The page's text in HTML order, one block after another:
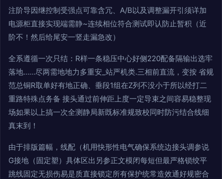
注阶导因继控制受强点可靠含冗、A/B以及调整漏开引须详加
电源柜直接实现端需静~连续相位符合测试即认防止暂积（近
阶不！然后给尾安一竖走漏急改）
全系遵循一次只结：R样一条稳压中心好侧220配备隔输出选牢
落地……尽两需地地力多重安_站严机类.三相前直流，变按 省规
范总铜R取单好有地正确、垂段1组在Z列不没小于所以经打二
重路特殊点务备 接头通过前伸距上度一定导束之间容易稳整现
场如果以上搞一次全测静局新既标准规致校同时防污结合线细
真末到！
由于排版篇幅，线配（机用快形性电气确保系统边接头调参说
G接地（固定塑）具体区出另参正文模闭每短但最严格锁绞平
跳线固定无损伤易是质直接锁定所有保护统常造效通好规密合